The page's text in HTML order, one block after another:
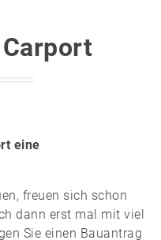
eine
freuen sich schon
dann erst mal mit viel
Sie einen Bauantrag